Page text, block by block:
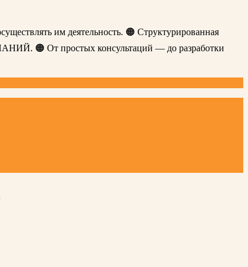
им деятельность. 🟠 Структурированная
🟠 От простых консультаций — до разработки